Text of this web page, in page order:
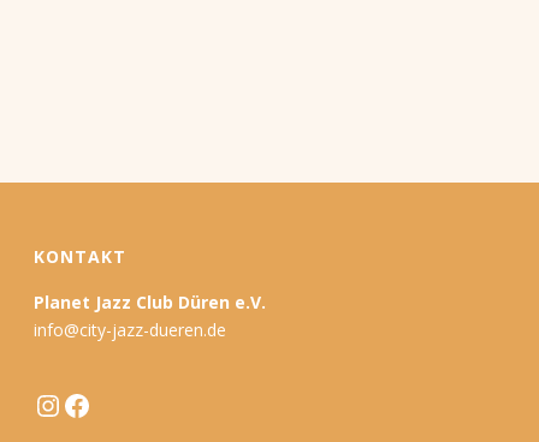
KONTAKT
Planet Jazz Club Düren e.V.
info@city-jazz-dueren.de
Instagram
Facebook